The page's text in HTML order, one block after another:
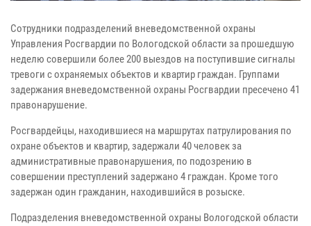
Сотрудники подразделений вневедомственной охраны
Управления Росгвардии по Вологодской области за прошедшую
неделю совершили более 200 выездов на поступившие сигналы
тревоги с охраняемых объектов и квартир граждан. Группами
задержания вневедомственной охраны Росгвардии пресечено 41
правонарушение.
Росгвардейцы, находившиеся на маршрутах патрулирования по
охране объектов и квартир, задержали 40 человек за
административные правонарушения, по подозрению в
совершении преступлений задержано 4 граждан. Кроме того
задержан один гражданин, находившийся в розыске.
Подразделения вневедомственной охраны Вологодской области